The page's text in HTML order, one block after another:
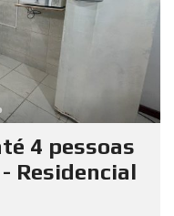
4 pessoas
Residencial